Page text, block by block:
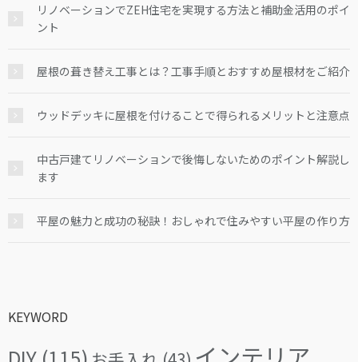
リノベーションでZEH住宅を実現する方法と補助金活用のポイ
ント
屋根の葺き替え工事とは？工事手順とおすすめ屋根材をご紹介
ウッドデッキに屋根を付けることで得られるメリットと注意点
中古戸建てリノベーションで後悔しないためのポイント解説し
ます
平屋の魅力と成功の秘訣！おしゃれで住みやすい平屋の作り方
KEYWORD
インテリア